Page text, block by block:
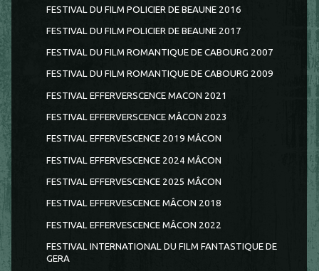
FESTIVAL DU FILM POLICIER DE BEAUNE 2016
FESTIVAL DU FILM POLICIER DE BEAUNE 2017
FESTIVAL DU FILM ROMANTIQUE DE CABOURG 2007
FESTIVAL DU FILM ROMANTIQUE DE CABOURG 2009
FESTIVAL EFFERVERSCENCE MACON 2021
FESTIVAL EFFERVERSCENCE MÂCON 2023
FESTIVAL EFFERVESCENCE 2019 MÂCON
FESTIVAL EFFERVESCENCE 2024 MÂCON
FESTIVAL EFFERVESCENCE 2025 MÂCON
FESTIVAL EFFERVESCENCE MÂCON 2018
FESTIVAL EFFERVESCENCE MÂCON 2022
FESTIVAL INTERNATIONAL DU FILM FANTASTIQUE DE
GERA